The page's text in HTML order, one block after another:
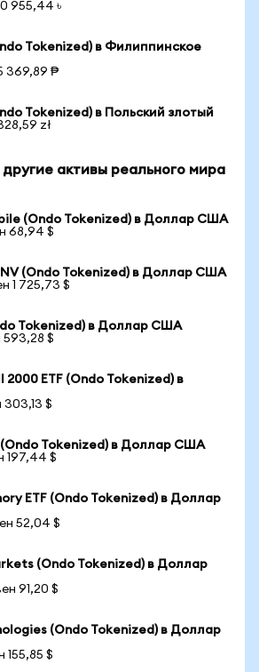
955,44 ৳
Tokenized) в Филиппинское
369,89 ₱
Tokenized) в Польский злотый
zł
активы реального мира
(Ondo Tokenized) в Доллар США
68,94 $
NV (Ondo Tokenized) в Доллар США
1 725,73 $
Tokenized) в Доллар США
593,28 $
2000 ETF (Ondo Tokenized) в
303,13 $
(Ondo Tokenized) в Доллар США
197,44 $
ETF (Ondo Tokenized) в Доллар
52,04 $
(Ondo Tokenized) в Доллар
91,20 $
(Ondo Tokenized) в Доллар
155,85 $